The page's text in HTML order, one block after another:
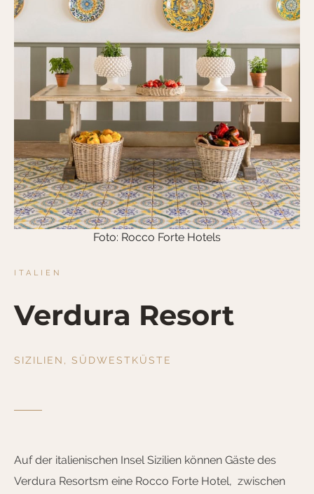
Foto: Rocco Forte Hotels
ITALIEN
Verdura Resort
SIZILIEN, SÜDWESTKÜSTE
Auf der italienischen Insel Sizilien können Gäste des
Verdura Resortsm eine Rocco Forte Hotel, zwischen